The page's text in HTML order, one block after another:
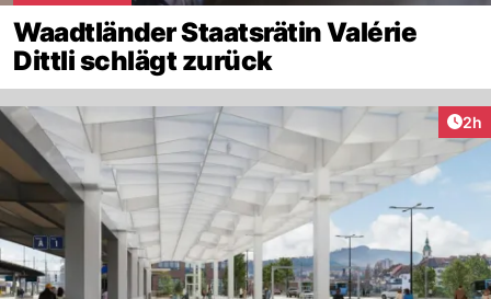
Waadtländer Staatsrätin Valérie
Dittli schlägt zurück
2h